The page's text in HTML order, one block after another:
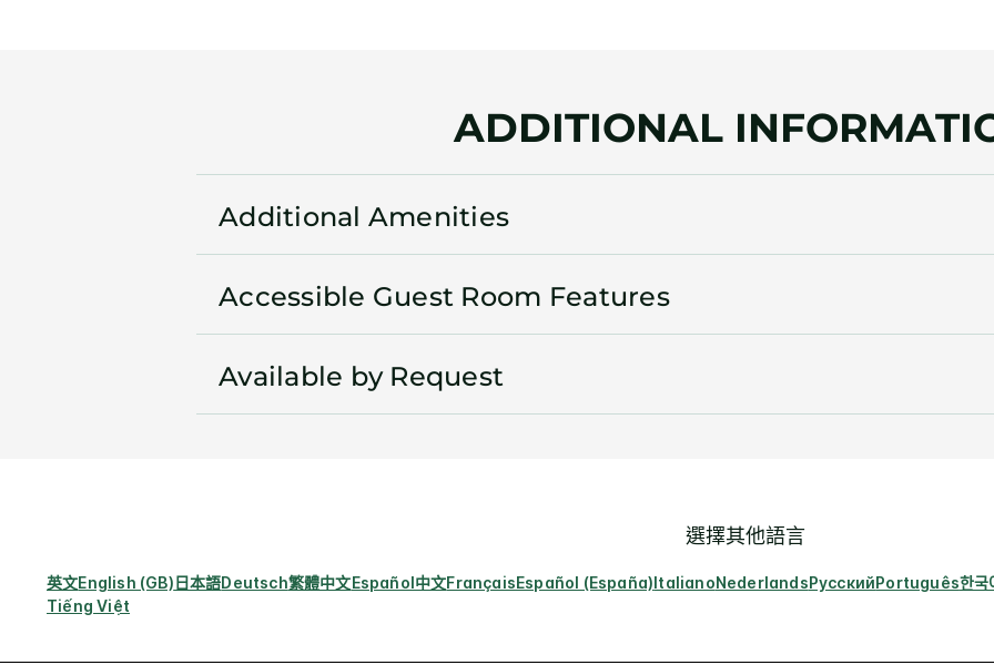
ADDITIONAL
Additional Amenities
Accessible Guest Room Features
Available by Request
選擇其他語言
英文English (GB)日本語Deutsch繁體中文Español中文FrançaisEspañol (España)ItalianoNederlandsРусскийPortuguês한국
Tiếng Việt